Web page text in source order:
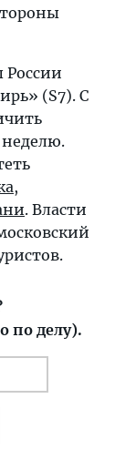
(S7). С
неделю.
,
. Власти
по делу).